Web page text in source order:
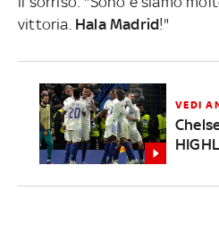
vittoria. Hala Madrid!"
VEDI